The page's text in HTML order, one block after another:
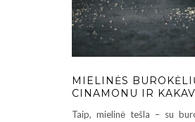
MIELINĖS
CINAMONU IR
Taip, mielinė tešla – su